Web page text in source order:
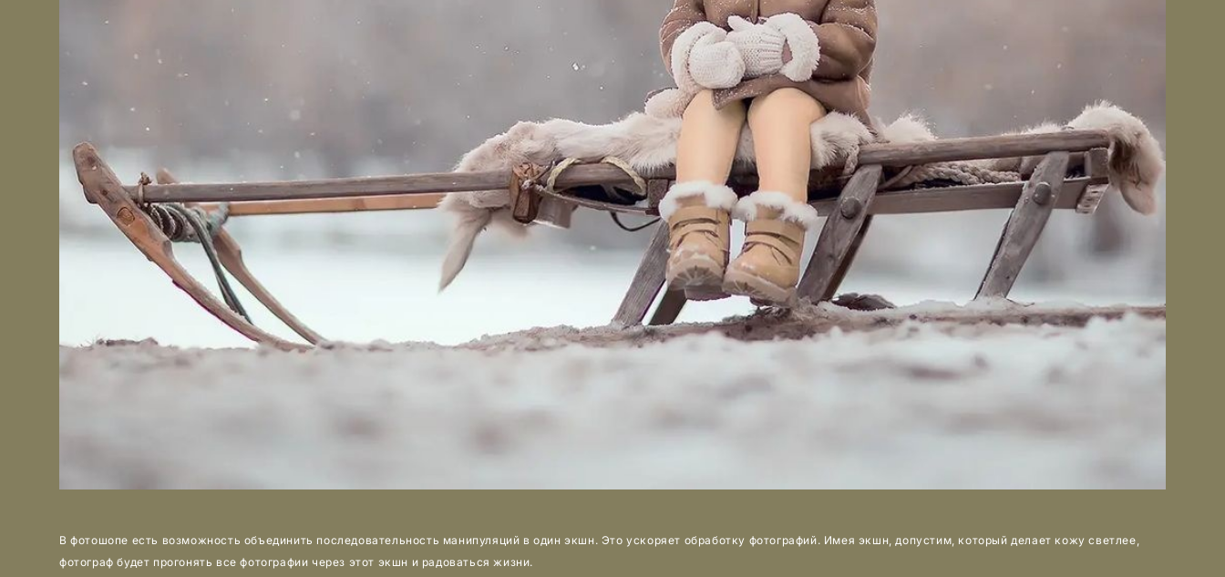
В фотошопе есть возможность объединить последовательность манипуляций в один экшн. Это ускоряет обработку фотографий. Имея экшн, допустим, который делает кожу светлее,
фотограф будет прогонять все фотографии через этот экшн и радоваться жизни.